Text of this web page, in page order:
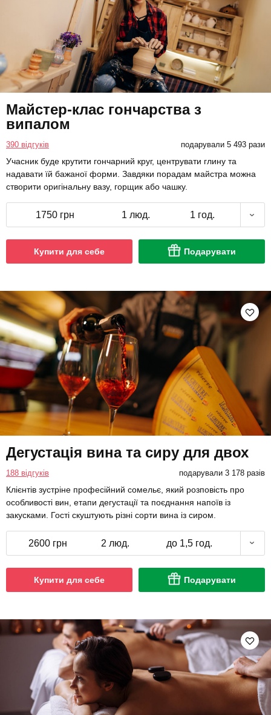
Майстер-клас гончарства з
випалом
390 відгуків подарували 5 493 рази
Учасник буде крутити гончарний круг, центрувати глину та
надавати їй бажаної форми. Завдяки порадам майстра можна
створити оригінальну вазу, горщик або чашку.
1750 грн 1 люд. 1 год.
Купити для себе Подарувати
Дегустація вина та сиру для двох
188 відгуків подарували 3 178 разів
Клієнтів зустріне професійний сомельє, який розповість про
особливості вин, етапи дегустації та поєднання напоїв із
закусками. Гості скуштують різні сорти вина із сиром.
2600 грн 2 люд. до 1,5 год.
Купити для себе Подарувати